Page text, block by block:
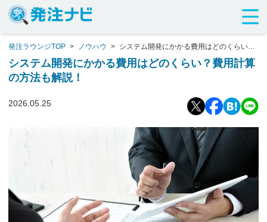
発注ラウンジTOP > ノウハウ > システム開発にかかる費用はどのくらい？
費用計算の方法も解説！
システム開発にかかる費用はどのくらい？費用計算
の方法も解説！
2026.05.25